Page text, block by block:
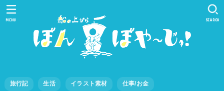
旅行記 生活 イラスト素材 仕事/お金
SEARCH
MENU